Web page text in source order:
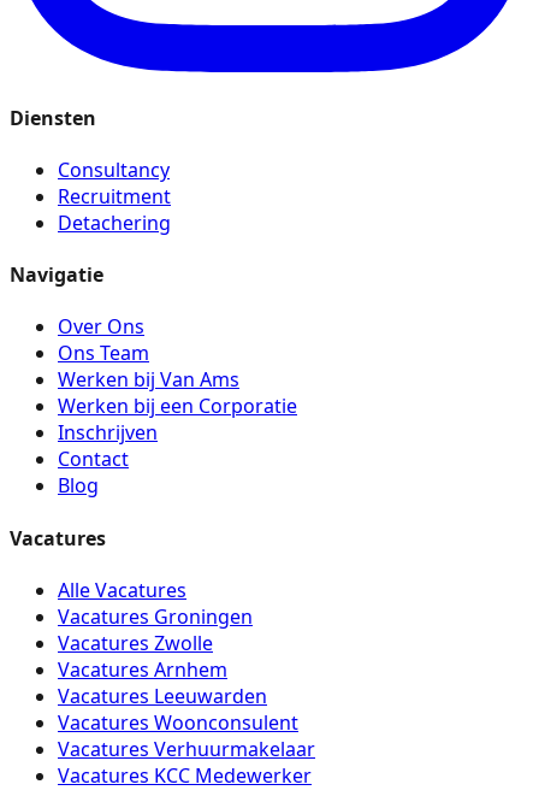
Diensten
Consultancy
Recruitment
Detachering
Navigatie
Over Ons
Ons Team
Werken bij Van Ams
Werken bij een Corporatie
Inschrijven
Contact
Blog
Vacatures
Alle Vacatures
Vacatures Groningen
Vacatures Zwolle
Vacatures Arnhem
Vacatures Leeuwarden
Vacatures Woonconsulent
Vacatures Verhuurmakelaar
Vacatures KCC Medewerker